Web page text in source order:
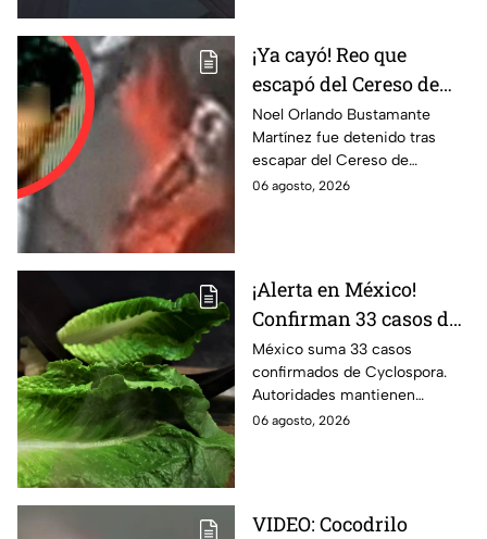
¡Ya cayó! Reo que
escapó del Cereso de
Mexicali es detenido
tras operativo hoy 6 de
agosto
Noel Orlando Bustamante
Martínez fue detenido tras
escapar del Cereso de
Mexicali. Autoridades
06 agosto, 2026
¡Alerta en México!
Confirman 33 casos de
Cyclospora; estos
estados ya reportan
contagios
México suma 33 casos
confirmados de Cyclospora.
Autoridades mantienen
vigilancia e investigan posibles
06 agosto, 2026
VIDEO: Cocodrilo